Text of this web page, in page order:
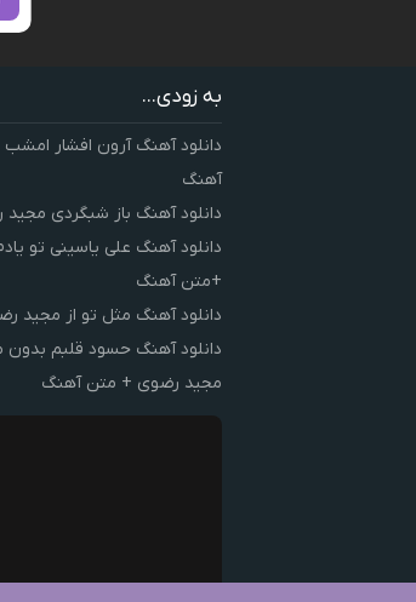
به زودی...
دانلود آهنگ آرون افشار
آهنگ
دانلود آهنگ باز شبگردی
دانلود آهنگ علی یاسینی تو
+متن آهنگ
دانلود آهنگ مثل تو از مجید
دانلود آهنگ حسود قلبم بدون
مجید رضوی + متن آهنگ